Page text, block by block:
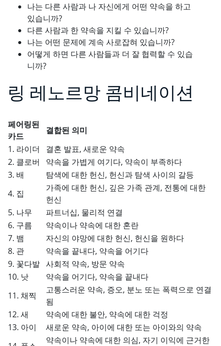
나는 다른 사람과 나 자신에게 어떤 약속을 하고
있습니까?
다른 사람과 한 약속을 지킬 수 있습니까?
나는 어떤 문제에 계속 사로잡혀 있습니까?
어떻게 하면 다른 사람들과 더 잘 협력할 수 있습
니까?
링 레노르망 콤비네이션
페어링된
카드
결합된 의미
1. 라이더
결혼 발표, 새로운 약속
2. 클로버
약속을 가볍게 여기다, 약속이 부족하다
3. 배
탐색에 대한 헌신, 헌신과 탐색 사이의 갈등
4. 집
가족에 대한 헌신, 깊은 가족 관계, 전통에 대한
헌신
5. 나무
파트너십, 물리적 연결
6. 구름
약속이나 약속에 대한 혼란
7. 뱀
자신의 야망에 대한 헌신, 헌신을 원하다
8. 관
약속을 끝내다, 약속을 어기다
9. 꽃다발 사회적 약속, 방문 약속
10. 낫
약속을 어기다, 약속을 끝내다
11. 채찍
고통스러운 약속, 증오, 분노 또는 폭력으로 연결
됨
12. 새
약속에 대한 불안, 약속에 대한 걱정
13. 아이
새로운 약속, 아이에 대한 또는 아이와의 약속
약속이나 약속에 대한 의심, 자기 이익에 근거한